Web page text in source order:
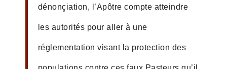
dénonçiation, l’Apôtre compte atteindre
les autorités pour aller à une
réglementation visant la protection des